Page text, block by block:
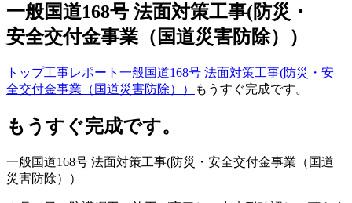
一般国道168号 法面対策工事(防災・
安全交付金事業​（国道災害防除））
トップ工事レポート 一般国道168号 法面対策工事(防災・安
全交付金事業（国道災害防除））
もうすぐ完成です。
もうすぐ完成です。
一般国道168号 法面対策工事(防災・安全交付金事業（国道
災害防除））